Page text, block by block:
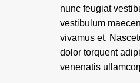
nunc feugiat
vestibulum
vivamus et.
dolor torquent
venenatis